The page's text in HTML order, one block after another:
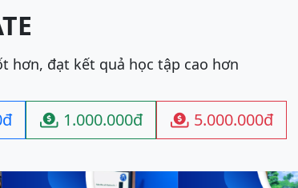
hơn, đạt kết quả học tập cao hơn
 1.000.000đ  5.000.000đ